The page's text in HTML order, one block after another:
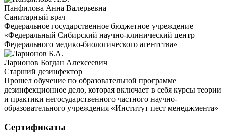
Панфилова Анна Валерьевна
Санитарный врач
Федеральное государственное бюджетное учреждение
«Федеральный Сибирский научно-клинический центр
Федерального медико-биологического агентства»
Ларионов Богдан Алексеевич
Старший дезинфектор
Прошел обучение по образовательной программе
дезинфекционное дело, которая включает в себя курсы теории
и практики негосударственного частного научно-
образовательного учреждения «Институт пест менеджмента»
Сертификаты